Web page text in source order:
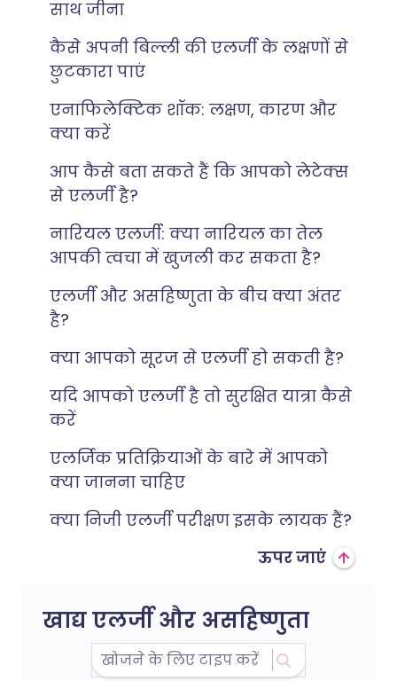
साथ जीना
कैसे अपनी बिल्ली की एलर्जी के लक्षणों से
छुटकारा पाएं
एनाफिलेक्टिक शॉक: लक्षण, कारण और
क्या करें
आप कैसे बता सकते हैं कि आपको लेटेक्स
से एलर्जी है?
नारियल एलर्जी: क्या नारियल का तेल
आपकी त्वचा में खुजली कर सकता है?
एलर्जी और असहिष्णुता के बीच क्या अंतर
है?
क्या आपको सूरज से एलर्जी हो सकती है?
यदि आपको एलर्जी है तो सुरक्षित यात्रा कैसे
करें
एलर्जिक प्रतिक्रियाओं के बारे में आपको
क्या जानना चाहिए
क्या निजी एलर्जी परीक्षण इसके लायक हैं?
ऊपर जाएं
खाद्य एलर्जी और असहिष्णुता